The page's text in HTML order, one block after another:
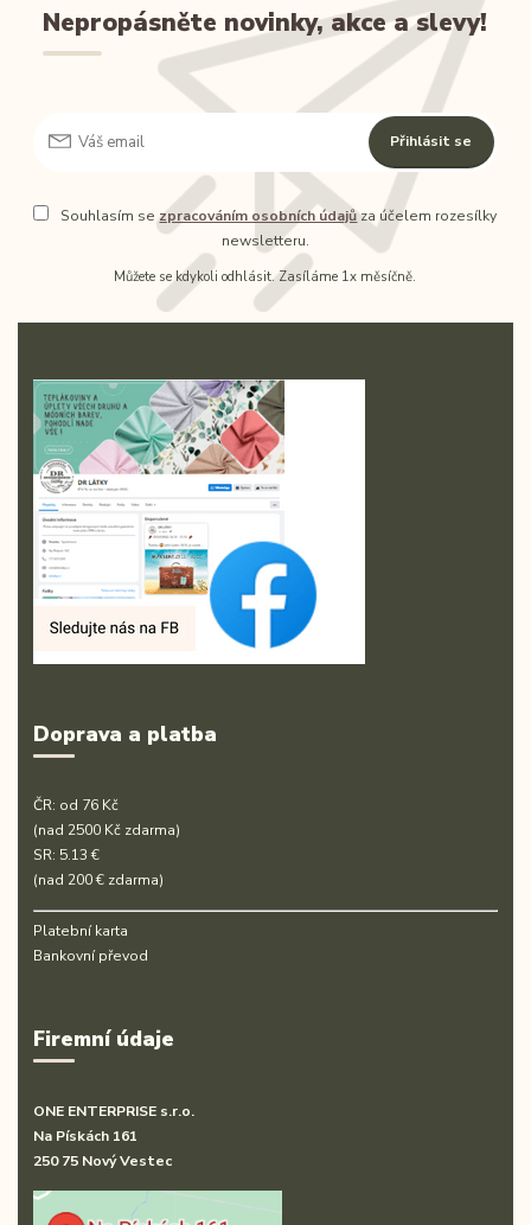
Nepropásněte novinky, akce a slevy!
Přihlásit se
Souhlasím sezpracováním osobních údajůza účelem rozesílky
newsletteru.
Můžete se kdykoli odhlásit. Zasíláme 1x měsíčně.
Doprava a platba
ČR: od 76 Kč
(nad 2500 Kč zdarma)
SR: 5.13 €
(nad 200 € zdarma)
Platební karta
Bankovní převod
Firemní údaje
ONE ENTERPRISE s.r.o.
Na Pískách 161
250 75 Nový Vestec